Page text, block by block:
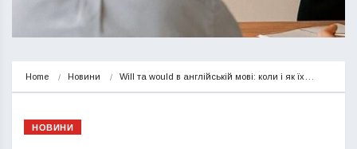
Home Новини Will та would в англійській мові: коли і як їх…
НОВИНИ